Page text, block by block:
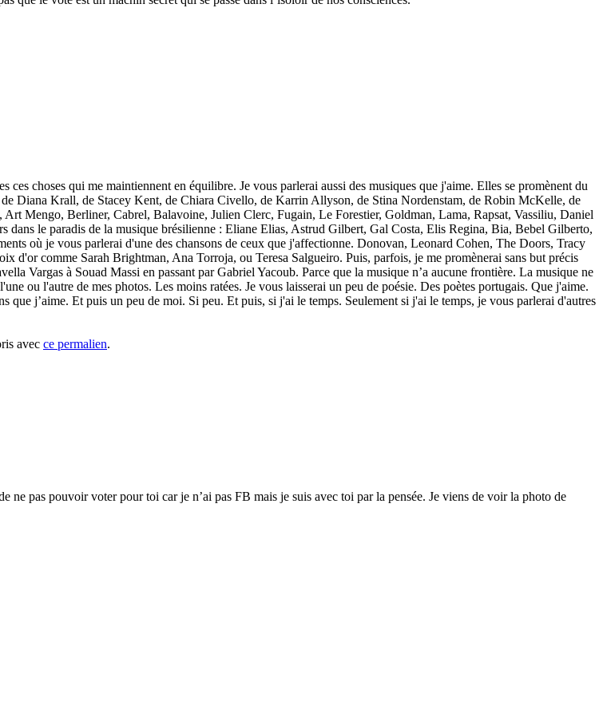
choses qui me maintiennent en équilibre. Je vous parlerai aussi des musiques que j'aime. Elles se promènent du
Diana Krall, de Stacey Kent, de Chiara Civello, de Karrin Allyson, de Stina Nordenstam, de Robin McKelle, de
Mengo, Berliner, Cabrel, Balavoine, Julien Clerc, Fugain, Le Forestier, Goldman, Lama, Rapsat, Vassiliu, Daniel
dans le paradis de la musique brésilienne : Eliane Elias, Astrud Gilbert, Gal Costa, Elis Regina, Bia, Bebel Gilberto,
où je vous parlerai d'une des chansons de ceux que j'affectionne. Donovan, Leonard Cohen, The Doors, Tracy
d'or comme Sarah Brightman, Ana Torroja, ou Teresa Salgueiro. Puis, parfois, je me promènerai sans but précis
Vargas à Souad Massi en passant par Gabriel Yacoub. Parce que la musique n’a aucune frontière. La musique ne
ou l'autre de mes photos. Les moins ratées. Je vous laisserai un peu de poésie. Des poètes portugais. Que j'aime.
que j’aime. Et puis un peu de moi. Si peu. Et puis, si j'ai le temps. Seulement si j'ai le temps, je vous parlerai d'autres
avec ce permalien.
ne pas pouvoir voter pour toi car je n’ai pas FB mais je suis avec toi par la pensée. Je viens de voir la photo de